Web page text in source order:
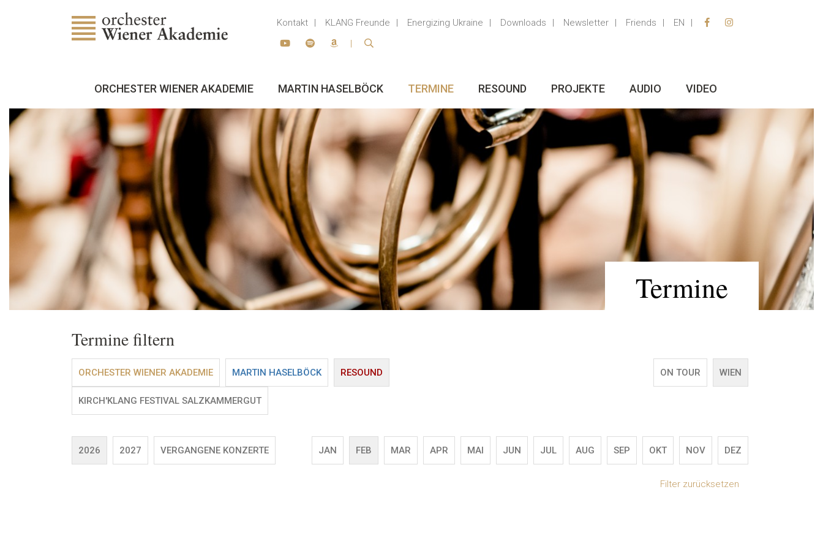
Kontakt KLANG Freunde Energizing Ukraine Downloads Newsletter Friends EN
ORCHESTER WIENER AKADEMIE MARTIN HASELBÖCK TERMINE RESOUND PROJEKTE AUDIO VIDEO
Termine
Termine filtern
ORCHESTER WIENER AKADEMIE MARTIN HASELBÖCK RESOUND
KIRCH'KLANG FESTIVAL SALZKAMMERGUT
ON TOUR WIEN
2026 2027 VERGANGENE KONZERTE JAN FEB MAR APR MAI JUN JUL AUG SEP OKT NOV DEZ
Filter zurücksetzen